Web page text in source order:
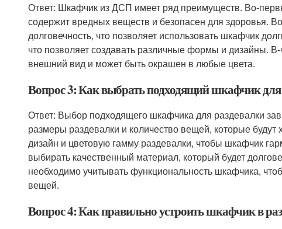
Ответ: Шкафчик из ДСП имеет ряд преимуществ. Во-
содержит вредных веществ и безопасен для здоровья.
долговечность, что позволяет использовать шкафчик
что позволяет создавать различные формы и дизайны.
внешний вид и может быть окрашен в любые цвета.
Вопрос 3: Как выбрать подходящий шкафчик для
Ответ: Выбор подходящего шкафчика для раздевалки
размеры раздевалки и количество вещей, которые
дизайн и цветовую гамму раздевалки, чтобы шкафчик
выбирать качественный материал, который будет
необходимо учитывать функциональность шкафчика,
вещей.
Вопрос 4: Как правильно устроить шкафчик в